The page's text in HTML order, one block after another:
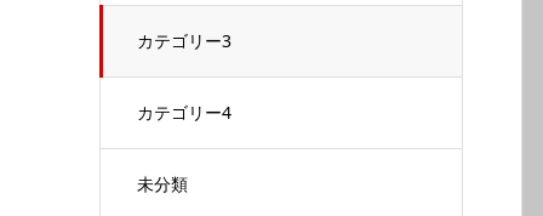
カテゴリー3
カテゴリー4
未分類